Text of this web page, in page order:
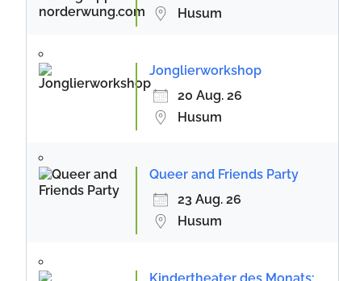
Husum
Jonglierworkshop
20 Aug. 26
Husum
Queer and Friends Party
23 Aug. 26
Husum